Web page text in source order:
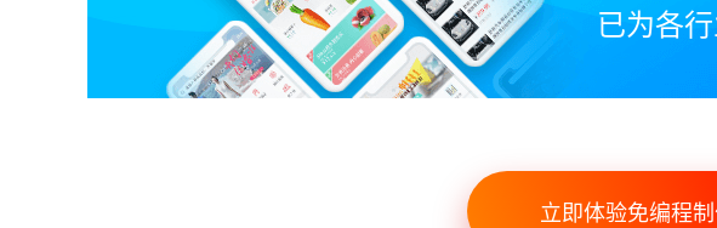
已为各
立即体验免编程